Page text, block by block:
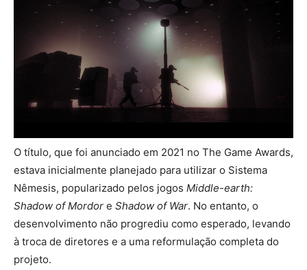
O título, que foi anunciado em 2021 no The Game Awards,
estava inicialmente planejado para utilizar o Sistema
Nêmesis, popularizado pelos jogos Middle-earth:
Shadow of Mordor e Shadow of War. No entanto, o
desenvolvimento não progrediu como esperado, levando
à troca de diretores e a uma reformulação completa do
projeto.